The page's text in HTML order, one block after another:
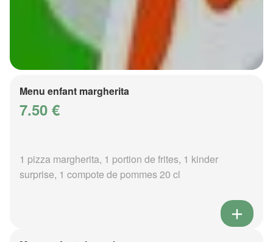
Menu enfant margherita
7.50 €
1 pizza margherita, 1 portion de frites, 1 kinder
surprise, 1 compote de pommes 20 cl